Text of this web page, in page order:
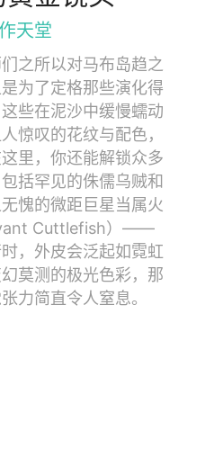
天堂
之所以对马布岛趋之
为了定格那些演化得
些在泥沙中缓慢蠕动
惊叹的花纹与配色，
里，你还能解锁众多
括罕见的侏儒乌贼和
愧的微距巨星当属火
Cuttlefish）——
，外皮会泛起如霓虹
莫测的极光色彩，那
力简直令人窒息。